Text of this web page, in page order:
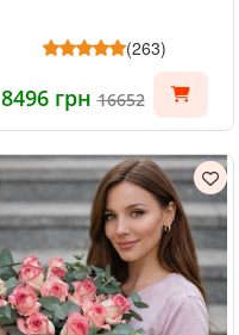
(263)
8496 грн16652